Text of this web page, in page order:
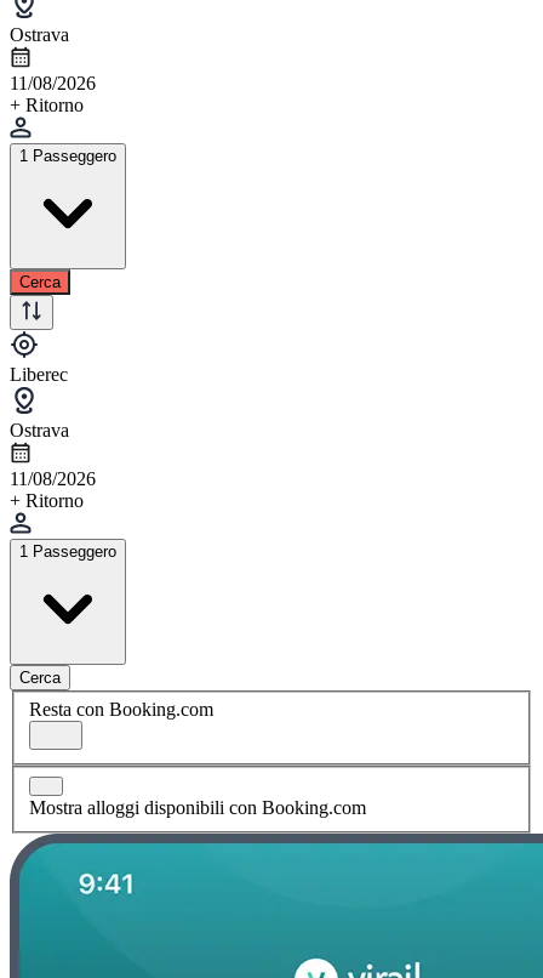
Ostrava
11/08/2026
+ Ritorno
1 Passeggero
Cerca
Liberec
Ostrava
11/08/2026
+ Ritorno
1 Passeggero
Cerca
Resta con Booking.com
Mostra alloggi disponibili con Booking.com